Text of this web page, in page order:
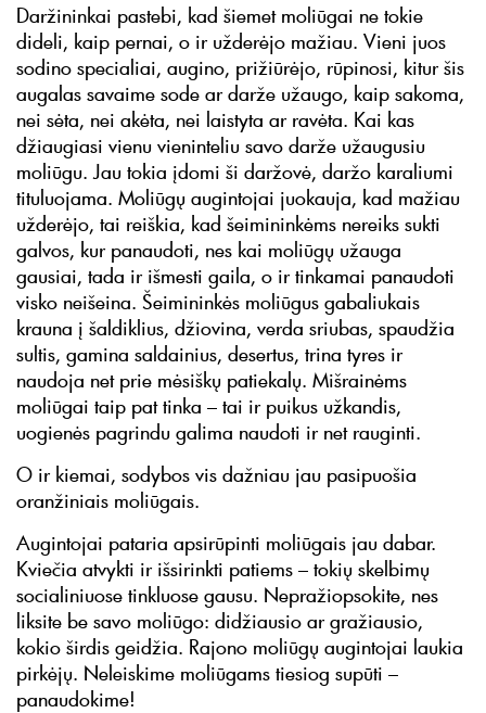
Daržininkai pastebi, kad šiemet moliūgai ne tokie
dideli, kaip pernai, o ir užderėjo mažiau. Vieni juos
sodino specialiai, augino, prižiūrėjo, rūpinosi, kitur šis
augalas savaime sode ar darže užaugo, kaip sakoma,
nei sėta, nei akėta, nei laistyta ar ravėta. Kai kas
džiaugiasi vienu vieninteliu savo darže užaugusiu
moliūgu. Jau tokia įdomi ši daržovė, daržo karaliumi
tituluojama. Moliūgų augintojai juokauja, kad mažiau
užderėjo, tai reiškia, kad šeimininkėms nereiks sukti
galvos, kur panaudoti, nes kai moliūgų užauga
gausiai, tada ir išmesti gaila, o ir tinkamai panaudoti
visko neišeina. Šeimininkės moliūgus gabaliukais
krauna į šaldiklius, džiovina, verda sriubas, spaudžia
sultis, gamina saldainius, desertus, trina tyres ir
naudoja net prie mėsiškų patiekalų. Mišrainėms
moliūgai taip pat tinka – tai ir puikus užkandis,
uogienės pagrindu galima naudoti ir net rauginti.
O ir kiemai, sodybos vis dažniau jau pasipuošia
oranžiniais moliūgais.
Augintojai pataria apsirūpinti moliūgais jau dabar.
Kviečia atvykti ir išsirinkti patiems – tokių skelbimų
socialiniuose tinkluose gausu. Nepražiopsokite, nes
liksite be savo moliūgo: didžiausio ar gražiausio,
kokio širdis geidžia. Rajono moliūgų augintojai laukia
pirkėjų. Neleiskime moliūgams tiesiog supūti –
panaudokime!